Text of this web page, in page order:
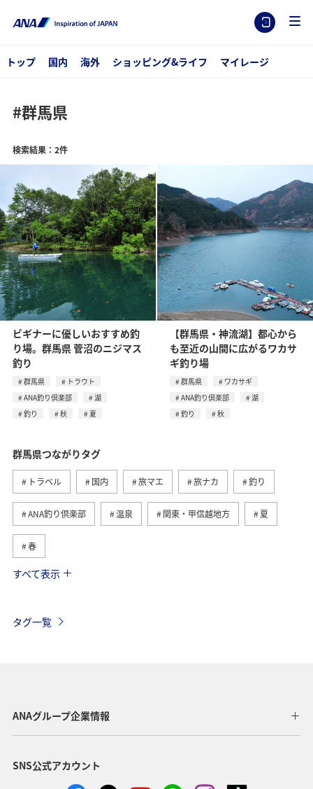
トップ 国内 海外 ショッピング&ライフ マイレージ
#群馬県
検索結果：2件
ビギナーに優しいおすすめ釣
り場。群馬県 菅沼のニジマス
釣り
群馬県
トラウト
ANA釣り倶楽部
湖
釣り
秋 夏
【群馬県・神流湖】都心から
も至近の山間に広がるワカサ
ギ釣り場
群馬県
ワカサギ
ANA釣り倶楽部
湖
釣り
秋
群馬県つながりタグ
トラベル 国内 旅マエ 旅ナカ 釣り
ANA釣り倶楽部 温泉 関東・甲信越地方 夏
春
川 ヤマメ
趣味 世界遺産 東京都 千葉県 大分県
兵庫県 石川県
すべて表示
タグ一覧
ANAグループ企業情報
SNS公式アカウント